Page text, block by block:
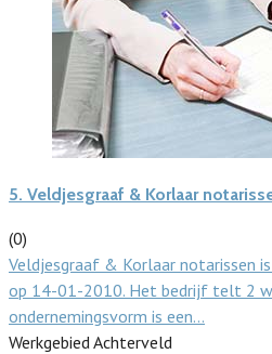
5. Veldjesgraaf & Korlaar
(0)
Veldjesgraaf & Korlaar notarissen
op 14-01-2010. Het bedrijf telt 2
ondernemingsvorm is een…
Werkgebied Achterveld